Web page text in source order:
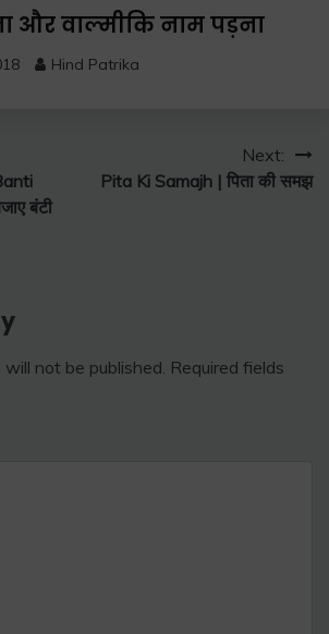
और वाल्मीकि नाम पड़ना
Hind Patrika
बंटी
Next:
Pita Ki Samajh | पिता की समझ
will not be published. Required fields